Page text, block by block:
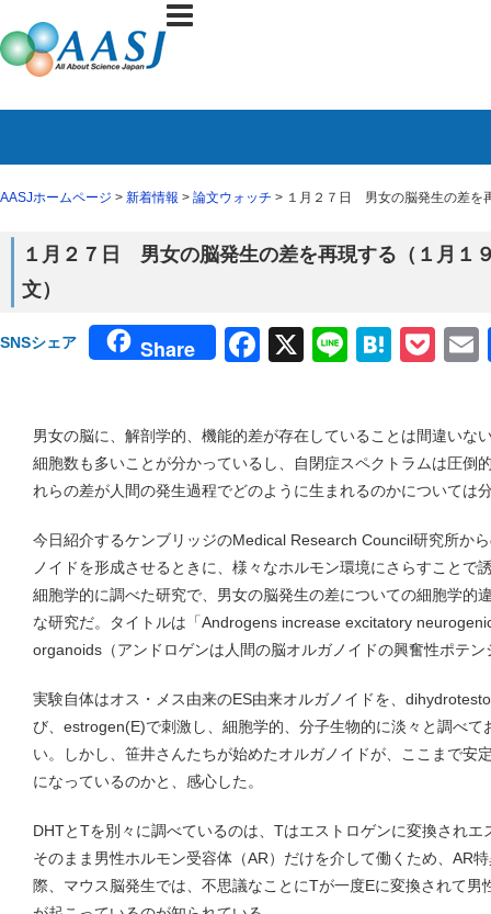
AASJホームページ > 新着情報 > 論文ウォッチ > １月２７日 男女の脳発生の差を
１月２７日 男女の脳発生の差を再現する（１月１
文）
SNSシェア Share Facebook
X Line
男女の脳に、解剖学的、機能的差が存在していることは間違いな
細胞数も多いことが分かっているし、自閉症スペクトラムは圧倒
れらの差が人間の発生過程でどのように生まれるのかについては
今日紹介するケンブリッジのMedical Research Council研究所か
ノイドを形成させるときに、様々なホルモン環境にさらすことで
細胞学的に調べた研究で、男女の脳発生の差についての細胞学的
な研究だ。タイトルは「Androgens increase excitatory
organoids（アンドロゲンは人間の脳オルガノイドの興奮性ポテ
実験自体はオス・メス由来のES由来オルガノイドを、
び、estrogen(E)で刺激し、細胞学的、分子生物的に淡々と調べ
い。しかし、笹井さんたちが始めたオルガノイドが、ここまで安
になっているのかと、感心した。
DHTとTを別々に調べているのは、Tはエストロゲンに変換され
そのまま男性ホルモン受容体（AR）だけを介して働くため、AR
際、マウス脳発生では、不思議なことにTが一度Eに変換されて男